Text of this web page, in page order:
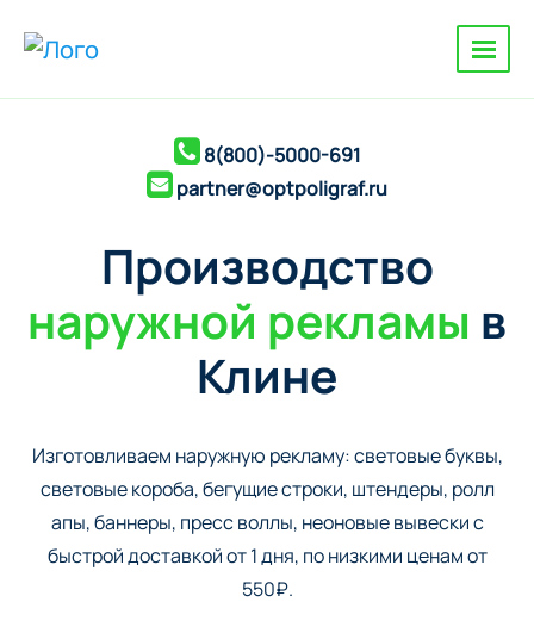
8(800)-5000-691
partner@optpoligraf.ru
Производство
наружной рекламы в
Клине
Изготовливаем наружную рекламу: cветовые буквы,
cветовые короба, бегущие строки, штендеры, ролл
апы, баннеры, пресс воллы, неоновые вывески с
быстрой доставкой от 1 дня, по низкими ценам от
550₽.